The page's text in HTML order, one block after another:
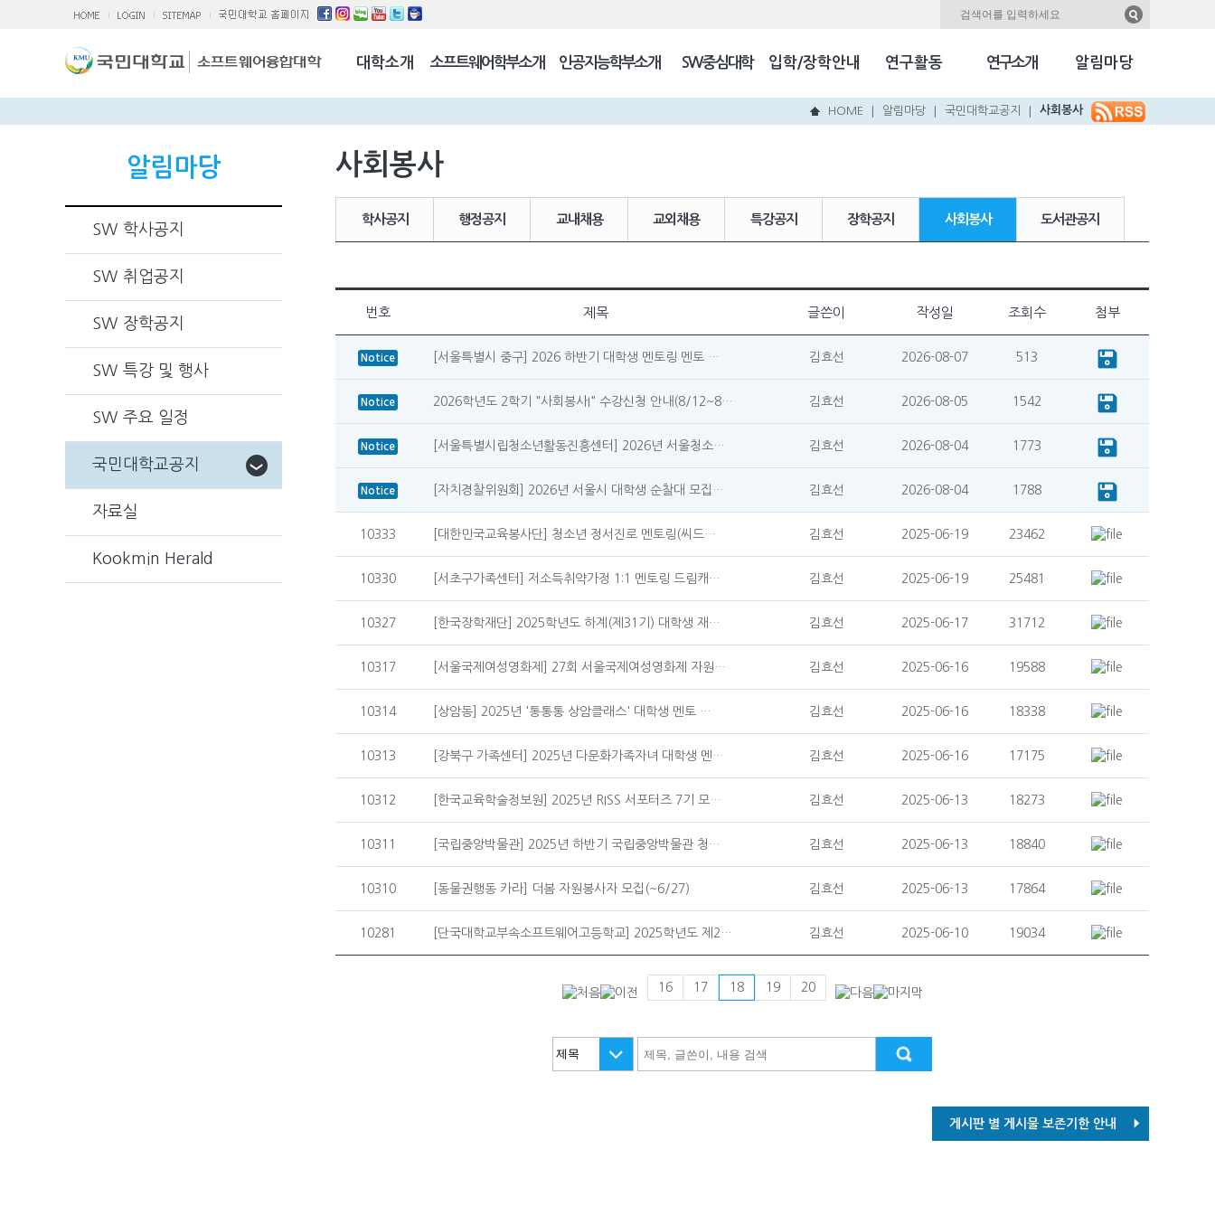
대학소개
소융대Q/A
찾아오시는 길 소프트웨어학부소개 인공지능학부소개 SW중심대학 입학/장학안내 연구활동 연구소개 알림마당
국민NEW & HOT
HOME 알림마당 국민대학교공지 사회봉사
알림마당
SW 학사공지
SW 취업공지
SW 장학공지
SW 특강 및 행사
SW 주요 일정
국민대학교공지
자료실
Kookmin Herald
사회봉사
학사공지 행정공지 교내채용 교외채용 특강공지 장학공지 사회봉사 도서관공지
번호 제목 글쓴이 작성일 조회수 첨부
Notice [서울특별시 중구] 2026 하반기 대학생 멘토링 멘토 … 김효선 2026-08-07 513
Notice 2026학년도 2학기 "사회봉사I" 수강신청 안내(8/12~8… 김효선 2026-08-05 1542
Notice [서울특별시립청소년활동진흥센터] 2026년 서울청소… 김효선 2026-08-04 1773
Notice [자치경찰위원회] 2026년 서울시 대학생 순찰대 모집… 김효선 2026-08-04 1788
10333 [대한민국교육봉사단] 청소년 정서진로 멘토링(씨드… 김효선 2025-06-19 23462
10330 [서초구가족센터] 저소득취약가정 1:1 멘토링 드림캐… 김효선 2025-06-19 25481
10327 [한국장학재단] 2025학년도 하계(제31기) 대학생 재… 김효선 2025-06-17 31712
10317 [서울국제여성영화제] 27회 서울국제여성영화제 자원… 김효선 2025-06-16 19588
10314 [상암동] 2025년 '통통통 상암클래스' 대학생 멘토 … 김효선 2025-06-16 18338
10313 [강북구 가족센터] 2025년 다문화가족자녀 대학생 멘… 김효선 2025-06-16 17175
10312 [한국교육학술정보원] 2025년 RISS 서포터즈 7기 모… 김효선 2025-06-13 18273
10311 [국립중앙박물관] 2025년 하반기 국립중앙박물관 청… 김효선 2025-06-13 18840
10310 [동물권행동 카라] 더봄 자원봉사자 모집(~6/27) 김효선 2025-06-13 17864
10281 [단국대학교부속소프트웨어고등학교] 2025학년도 제2… 김효선 2025-06-10 19034
16 17 18 19 20
게시판 별 게시물 보존기한 안내